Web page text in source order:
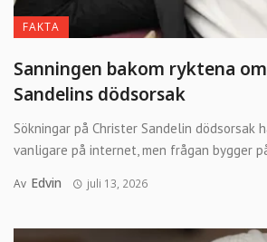
FAKTA
Sanningen bakom ryktena
Sandelins dödsorsak
Sökningar på Christer Sandelin dödsorsak
vanligare på internet, men frågan bygger
Av Edvin juli 13, 2026